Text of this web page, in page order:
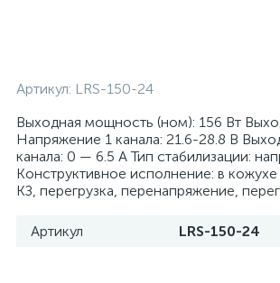
Артикул: LRS-150-24
Выходная мощность (ном): 156 Вт
Напряжение 1 канала: 21.6-28.8 В
канала: 0 — 6.5 А Тип стабилизации:
Конструктивное исполнение: в
КЗ, перегрузка, перенапряжение,
Артикул LRS-150-24